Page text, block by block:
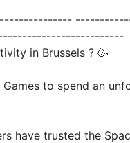
in Brussels ? 🥳
to spend an
have trusted the